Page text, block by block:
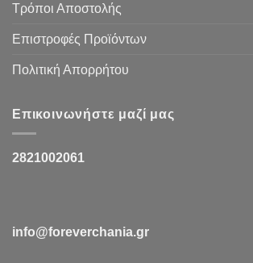
Τρόποι Αποστολής
Επιστροφές Προϊόντων
Πολιτική Απορρήτου
Επικοινωνήστε μαζί μας
2821002061
info@foreverchania.gr